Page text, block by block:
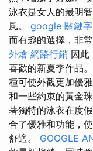
泳衣是女人的最明
風。 google 關鍵字
而有趣的選擇，非
外燴 網路行銷 因此
喜歡的新夏季作品。
種可使外觀更加優
和一些約束的黃金珠
著獨特的泳衣在度
合了優雅和功能，
舒適。 GOOGLE